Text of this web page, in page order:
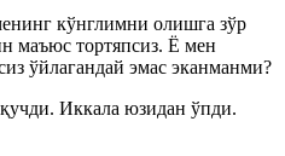
кўнглимни олишга зўр
маъюс тортяпсиз. Ё мен
ўйлагандай эмас эканманми?
Иккала юзидан ўпди.